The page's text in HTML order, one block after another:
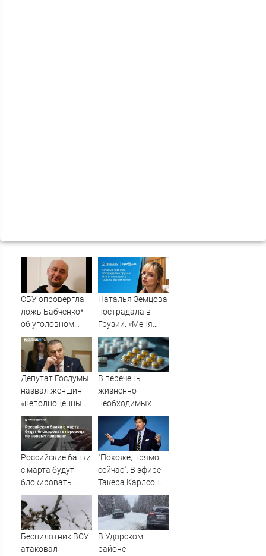
СБУ опровергла
ложь Бабченко*
об уголовном
деле
Наталья Земцова
пострадала в
Грузии: «Меня
спускали с горы
на белом коне»
Депутат Госдумы
назвал женщин
«неполноценными».
И даже привел
аргумент
В перечень
жизненно
необходимых
лекарств
добавили еще
пять препаратов
Российские банки
с марта будут
блокировать
переводы по
новому признаку
"Похоже, прямо
сейчас": В эфире
Такера Карлсона
заговорили о
победе России ⋆
Листай.ру ✪
Беспилотник ВСУ
атаковал
В Удорском
районе